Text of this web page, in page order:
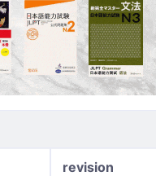
revision